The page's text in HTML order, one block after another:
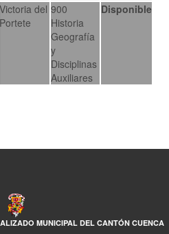
Victoria del
Portete
900
Historia
Geografía
y
Disciplinas
Auxiliares
Disponible
MUNICIPAL DEL CANTÓN CUENCA